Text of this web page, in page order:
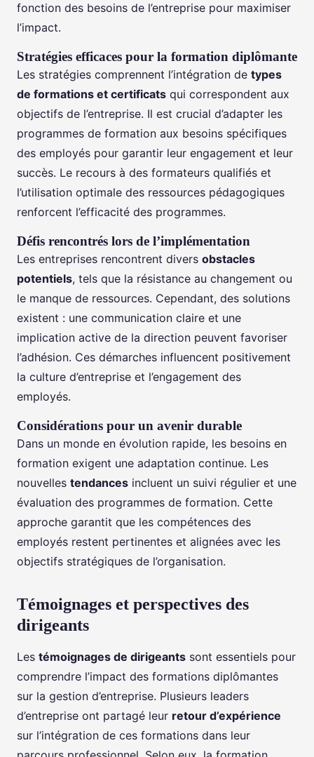
fonction des besoins de l’entreprise pour maximiser
l’impact.
Stratégies efficaces pour la formation diplômante
Les stratégies comprennent l’intégration de types
de formations et certificats qui correspondent aux
objectifs de l’entreprise. Il est crucial d’adapter les
programmes de formation aux besoins spécifiques
des employés pour garantir leur engagement et leur
succès. Le recours à des formateurs qualifiés et
l’utilisation optimale des ressources pédagogiques
renforcent l’efficacité des programmes.
Défis rencontrés lors de l’implémentation
Les entreprises rencontrent divers obstacles
potentiels, tels que la résistance au changement ou
le manque de ressources. Cependant, des solutions
existent : une communication claire et une
implication active de la direction peuvent favoriser
l’adhésion. Ces démarches influencent positivement
la culture d’entreprise et l’engagement des
employés.
Considérations pour un avenir durable
Dans un monde en évolution rapide, les besoins en
formation exigent une adaptation continue. Les
nouvelles tendances incluent un suivi régulier et une
évaluation des programmes de formation. Cette
approche garantit que les compétences des
employés restent pertinentes et alignées avec les
objectifs stratégiques de l’organisation.
Témoignages et perspectives des
dirigeants
Les témoignages de dirigeants sont essentiels pour
comprendre l’impact des formations diplômantes
sur la gestion d’entreprise. Plusieurs leaders
d’entreprise ont partagé leur retour d’expérience
sur l’intégration de ces formations dans leur